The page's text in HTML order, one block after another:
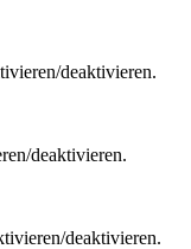
deaktivieren.
deaktivieren.
deaktivieren.